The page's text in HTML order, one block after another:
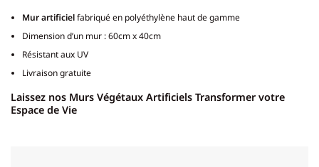
Mur artificielfabriqué en polyéthylène haut de gamme
Dimension d’un mur : 60cm x 40cm
Résistant aux UV
Livraison gratuite
Laissez nos Murs Végétaux Artificiels Transformer votre
Espace de Vie